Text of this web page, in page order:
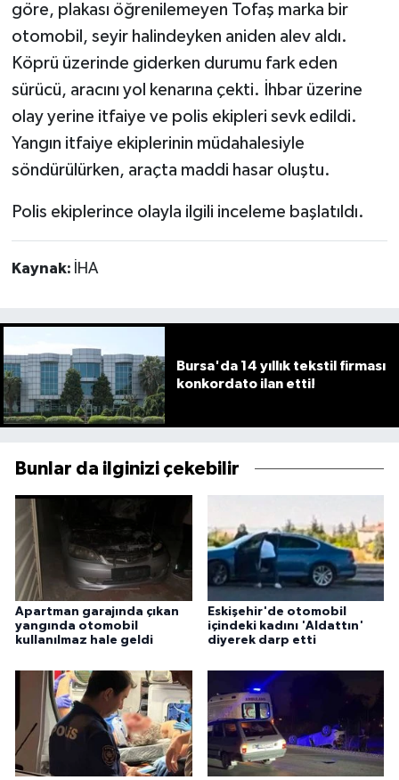
göre, plakası öğrenilemeyen Tofaş marka bir
otomobil, seyir halindeyken aniden alev aldı.
Köprü üzerinde giderken durumu fark eden
sürücü, aracını yol kenarına çekti. İhbar üzerine
olay yerine itfaiye ve polis ekipleri sevk edildi.
Yangın itfaiye ekiplerinin müdahalesiyle
söndürülürken, araçta maddi hasar oluştu.
Polis ekiplerince olayla ilgili inceleme başlatıldı.
Kaynak: İHA
Bursa'da 14 yıllık tekstil firması
konkordato ilan etti!
Bunlar da ilginizi çekebilir
Apartman garajında çıkan
yangında otomobil
kullanılmaz hale geldi
Eskişehir'de otomobil
içindeki kadını 'Aldattın'
diyerek darp etti